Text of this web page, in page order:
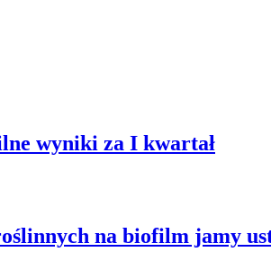
wyniki za I kwartał
na biofilm jamy